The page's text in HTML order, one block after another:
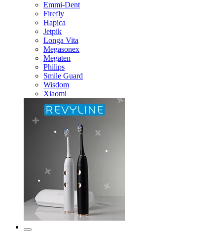
Emmi-Dent
Firefly
Hapica
Jetpik
Longa Vita
Megasonex
Megaten
Philips
Smile Guard
Wisdom
Xiaomi